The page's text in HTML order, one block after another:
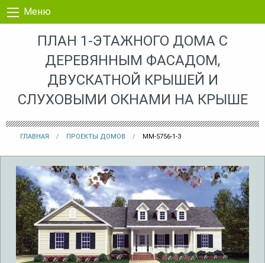
Перейти к контенту
Меню
ПЛАН 1-ЭТАЖНОГО ДОМА С
ДЕРЕВЯННЫМ ФАСАДОМ,
ДВУСКАТНОЙ КРЫШЕЙ И
СЛУХОВЫМИ ОКНАМИ НА КРЫШЕ
ГЛАВНАЯ ПРОЕКТЫ ДОМОВ MM-5756-1-3